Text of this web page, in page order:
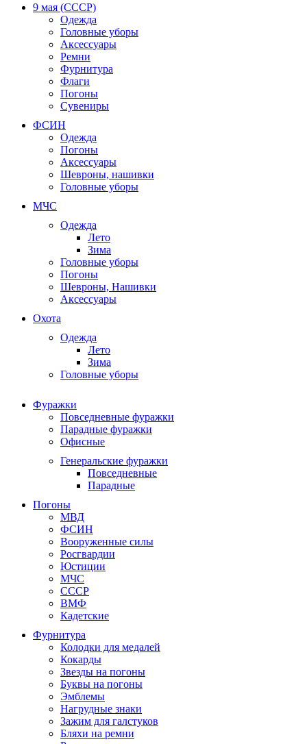
9 мая (СССР)
Одежда
Головные уборы
Аксессуары
Ремни
Фурнитура
Флаги
Погоны
Сувениры
ФСИН
Одежда
Погоны
Аксессуары
Шевроны, нашивки
Головные уборы
МЧС
Одежда
Лето
Зима
Головные уборы
Погоны
Шевроны, Нашивки
Аксессуары
Охота
Одежда
Лето
Зима
Головные уборы
Фуражки
Повседневные фуражки
Парадные фуражки
Офисные
Генеральские фуражки
Повседневные
Парадные
Погоны
МВД
ФСИН
Вооруженные силы
Росгвардии
Юстиции
МЧС
СССР
ВМФ
Кадетские
Фурнитура
Колодки для медалей
Кокарды
Звезды на погоны
Буквы на погоны
Эмблемы
Нагрудные знаки
Зажим для галстуков
Бляхи на ремни